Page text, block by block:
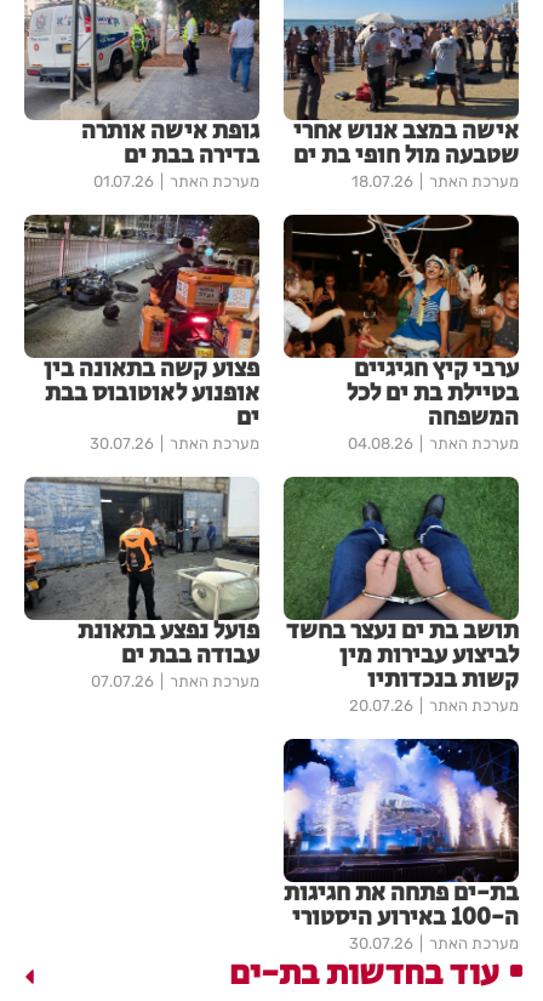
אישה במצב אנוש אחרי
שטבעה מול חופי בת ים
מערכת האתר 18.07.26
גופת אישה אותרה
בדירה בבת ים
מערכת האתר 01.07.26
ערבי קיץ חגיגיים
בטיילת בת ים לכל
המשפחה
מערכת האתר 04.08.26
פצוע קשה בתאונה בין
אופנוע לאוטובוס בבת
ים
מערכת האתר 30.07.26
תושב בת ים נעצר בחשד
לביצוע עבירות מין
קשות בנכדותיו
מערכת האתר 20.07.26
פועל נפצע בתאונת
עבודה בבת ים
מערכת האתר 07.07.26
בת-ים פתחה את חגיגות
ה-100 באירוע היסטורי
מערכת האתר 30.07.26
עוד בחדשות בת-ים